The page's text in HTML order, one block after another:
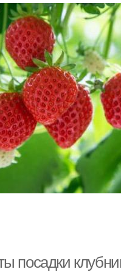
посадки